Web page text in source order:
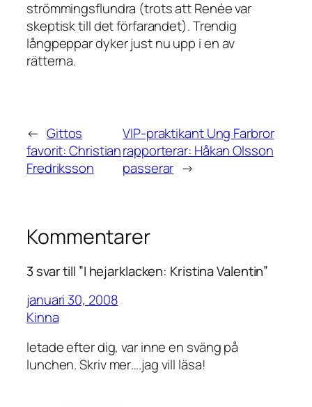
strömmingsflundra (trots att Renée var
skeptisk till det förfarandet). Trendig
långpeppar dyker just nu upp i en av
rätterna.
← Gittos
favorit: Christian
Fredriksson
VIP-praktikant Ung Farbror
rapporterar: Håkan Olsson
passerar →
Kommentarer
3 svar till ”I hejarklacken: Kristina Valentin”
januari 30, 2008
Kinna
letade efter dig, var inne en sväng på
lunchen. Skriv mer….jag vill läsa!